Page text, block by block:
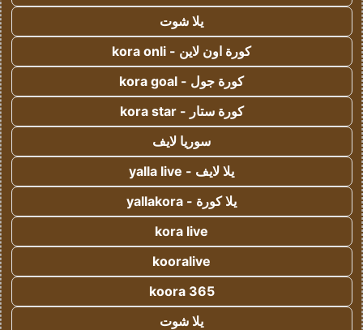
يلا شوت
كورة اون لاين - kora onli
كورة جول - kora goal
كورة ستار - kora star
سوريا لايف
يلا لايف - yalla live
يلا كورة - yallakora
kora live
kooralive
koora 365
يلا شوت